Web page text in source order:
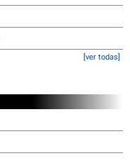
[ver todas]